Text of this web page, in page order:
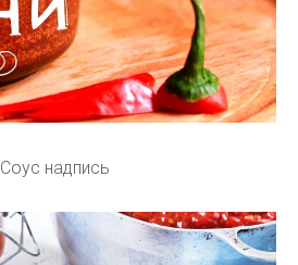
Соус надпись